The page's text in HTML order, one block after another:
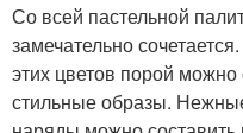
Со всей пастельной
замечательно
этих цветов порой
стильные образы.